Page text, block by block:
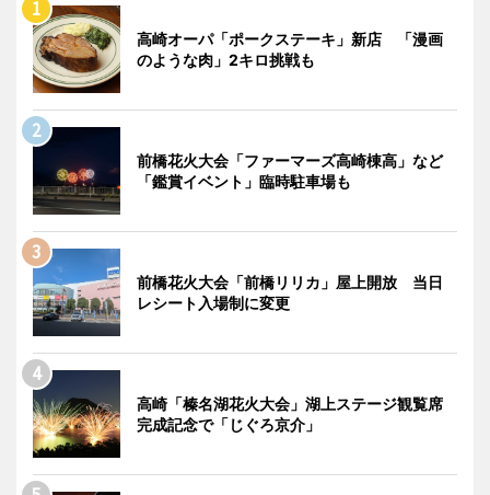
高崎オーパ「ポークステーキ」新店 「漫画
のような肉」2キロ挑戦も
前橋花火大会「ファーマーズ高崎棟高」など
「鑑賞イベント」臨時駐車場も
前橋花火大会「前橋リリカ」屋上開放 当日
レシート入場制に変更
高崎「榛名湖花火大会」湖上ステージ観覧席
完成記念で「じぐろ京介」